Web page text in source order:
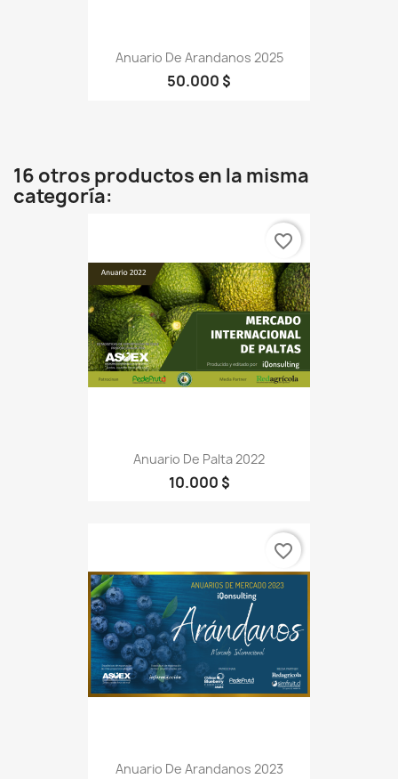
Anuario De Arandanos 2025
50.000 $
16 otros productos en la misma
categoría:
Anuario De Palta 2022
10.000 $
favorite_border
Anuario De Arandanos 2023
favorite_border